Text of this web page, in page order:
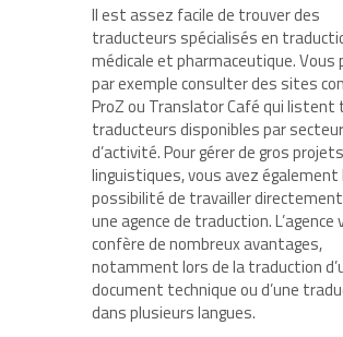
Il est assez facile de trouver des
traducteurs spécialisés en
médicale et pharmaceutique. Vous
par exemple consulter des sites
ProZ ou Translator Café qui listent
traducteurs disponibles par secteur
d’activité. Pour gérer de gros projets
linguistiques, vous avez également
possibilité de travailler
une agence de traduction. L’agence
confère de nombreux avantages,
notamment lors de la traduction
document technique ou d’une
dans plusieurs langues.